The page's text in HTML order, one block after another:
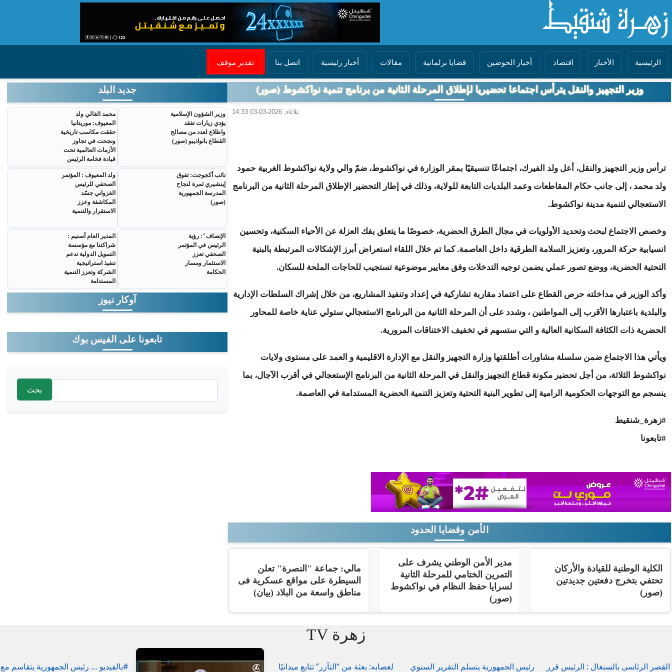
الرئيسية الأخبار اقتصاد أخبار الحوضين قضايا برلمانية مقالات أخبار رئيسية اتصل بنا تقدير موقف
وزير التجهيز والنقل يترأس اجتماعا تحضيريا لإطلاق المرحلة الثانية من برنامج تنمية نواكشوط (صور)
ثلاثاء, 2026-03-03 14:33
ترأس وزير التجهيز والنقل، أعل ولد الفيرك، اجتماعًا تنسيقيًا بمقر الوزارة في نواكشوط، ضمّ والي ولاية نواكشوط الغربية حمود
ولد محمد ، إلى جانب حكام المقاطعات وعمد البلديات التابعة للولاية، وذلك في إطار التحضير الإطلاق المرحلة الثانية من البرنامج
الاستعجالي لتنمية مدينة نواكشوط.
وخصص الاجتماع لبحث وتحديد الأولويات في مجال الطرق الحضرية، خصوصًا ما يتعلق بفك العزلة عن الأحياء السكنية، وتحسين
انسيابية حركة المرور، وتعزيز السلامة الطرقية داخل العاصمة. كما تم خلال اللقاء استعراض أبرز الإشكالات المرتبطة بالبنية
التحتية الحضرية، ووضع تصور عملي يضمن توجيه التدخلات وفق معايير موضوعية تستجيب للحاجات الملحة للسكان.
وأكد الوزير في مداخلته حرص القطاع على اعتماد مقاربة تشاركية في إعداد وتنفيذ المشاريع، من خلال إشراك السلطات الإدارية
والبلدية باعتبارها الأقرب إلى المواطنين ، وشدد على أن المرحلة الثانية من البرنامج الاستعجالي ستولي عناية خاصة للمحاور
الحضرية ذات الكثافة السكانية العالية و التي ستسهم في تخفيف الاختناقات المرورية.
ويأتي هذا الاجتماع ضمن سلسلة مشاورات أطلقتها وزارة التجهيز والنقل مع الإدارة الاقليمية و العمد على مستوى ولايات
نواكشوط الثلاثة، من أجل تحضير مكونة قطاع التجهيز والنقل في المرحلة الثانية من البرنامج الإستعجالي في أقرب الآجال، بما
ينسجم مع التوجهات الحكومية الرامية إلى تطوير البنية التحتية وتعزيز التنمية الحضرية المستدامة في العاصمة.
#زهرة_شنقيط
#تابعونا
الأمن وقضايا الحدود
الكلية الوطنية للقيادة والأركان
تحتفي بتخرج دفعتين جديدتين
(صور)
مدير الأمن الوطني يشرف على
التمرين الختامي للمرحلة الثانية
لسرايا حفظ النظام في نواكشوط
(صور)
مالي: جماعة "النصرة" تعلن
السيطرة على مواقع عسكرية فى
مناطق واسعة من البلاد (بيان)
جديد البلد
وزير الشؤون الإسلامية
يؤدي زيارات تفقد
واطلاع لعدد من مصالح
القطاع بانواذيبو (صور)
محمد الغالي ولد
المعيوف: موريتانيا
حققت مكاسب تاريخية
ونجحت في تجاوز
الأزمات العالمية تحت
قيادة فخامة الرئيس
نائب أكجوجت: تفوق
إينشيري ثمرة لنجاح
المدرسة الجمهورية
(صور)
ولد المعيوف : المؤتمر
الصحفي للرئيس
الغزواني جسّد
المكاشفة وعزز
الاستقرار والتنمية
الإنصاف": رؤية
الرئيس في المؤتمر
الصحفي تعزز
الاستثمار ومسار
الحكامة
المدير العام أسنيم :
شراكتنا مع مؤسسة
التمويل الدولية تدعم
تنفيذ استراتيجية
الشركة وتعزز التنمية
المستدامة
آوكار نيوز
تابعونا على الفيس بوك
‏بحث ‏
زهرة TV
القصر الرئاسى بالسنغال : الرئيس قرر رئيس الجمهورية يتسلم التقرير السنوي لعصابه: بعثة من “التآزر” تتابع ميدانيًا #بالفيديو … رئيس الجمهورية يتقاسم مع